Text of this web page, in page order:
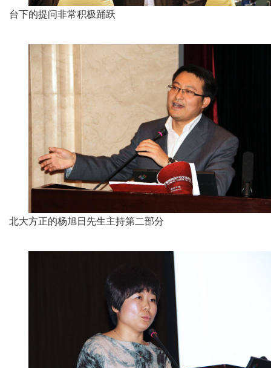
台下的提问非常积极踊跃
北大方正的杨旭日先生主持第二部分